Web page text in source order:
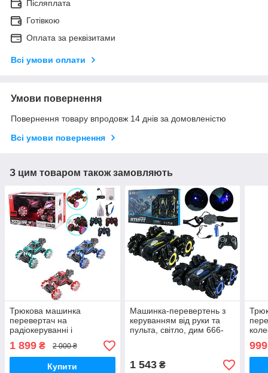
Післяплата
Готівкою
Оплата за реквізитами
Всі умови оплати
Умови повернення
Повернення товару впродовж 14 днів за домовленістю
Всі умови повернення
З цим товаром також замовляють
Трюкова машинка
перевертач на
радіокеруванні і
керування від руки, USB-
заряд, дим
1 899 ₴ 2 000 ₴
Купити
Машинка-перевертень з
керуванням від руки та
пульта, світло, дим 666-
1 543₴
звук
999